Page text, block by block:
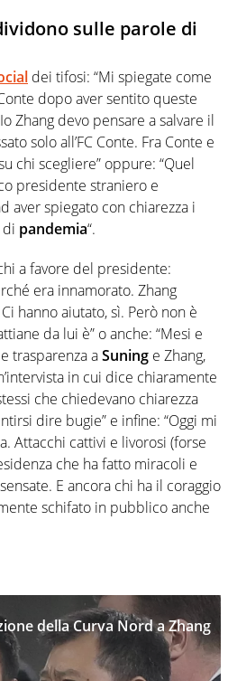
sulle parole di
dei tifosi: “Mi spiegate come
dopo aver sentito queste
Zhang devo pensare a salvare il
solo all’FC Conte. Fra Conte e
chi scegliere” oppure: “Quel
presidente straniero e
aver spiegato con chiarezza i
pandemia“.
a favore del presidente:
era innamorato. Zhang
hanno aiutato, sì. Però non è
da lui è” o anche: “Mesi e
trasparenza aSuning e Zhang,
in cui dice chiaramente
che chiedevano chiarezza
dire bugie” e infine: “Oggi mi
Attacchi cattivi e livorosi (forse
che ha fatto miracoli e
E ancora chi ha il coraggio
schifato in pubblico anche
della Curva Nord a Zhang